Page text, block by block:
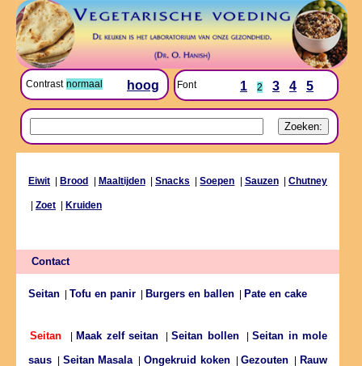
Contrast normaal hoog Font 1 2 3 4 5
Eiwit Brood Maaltijden|Snacks |Soepen Sauzen|Chutney
Zoet Kruiden
Contact
Seitan Tofu en panir Burgers en ballen Pate en cake
Seitan Maak zelf seitan |Seitan bollen|Seitan in mole
saus
Seitan Masala|Ongekruid koken|Gezouten
Rauw